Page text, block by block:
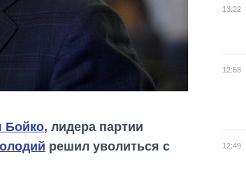
Бойко, лидера партии
решил уволиться с
13:22
12:58
12:49